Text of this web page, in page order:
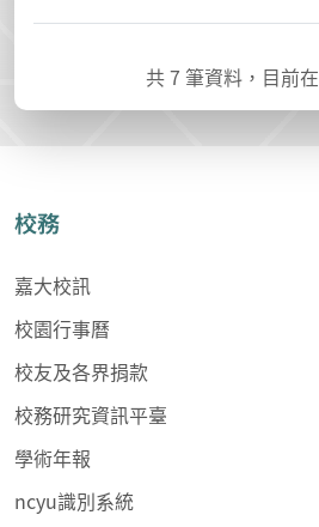
共7 筆資料，目前在
校務
嘉大校訊
校園行事曆
校友及各界捐款
校務研究資訊平臺
學術年報
ncyu識別系統